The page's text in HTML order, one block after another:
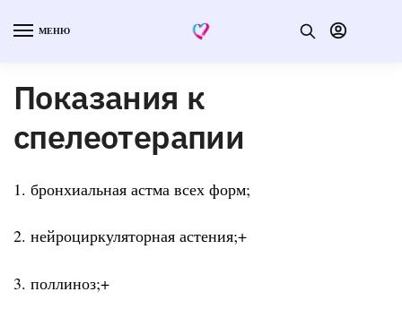
МЕНЮ
Показания к
спелеотерапии
1. бронхиальная астма всех форм;
2. нейроциркуляторная астения;+
3. поллиноз;+